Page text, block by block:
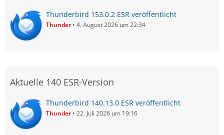
Thunderbird 153.0.2 ESR veröffentlicht
Thunder 4. August 2026 um 22:34
Aktuelle 140 ESR-Version
Thunderbird 140.13.0 ESR veröffentlicht
Thunder 22. Juli 2026 um 19:16